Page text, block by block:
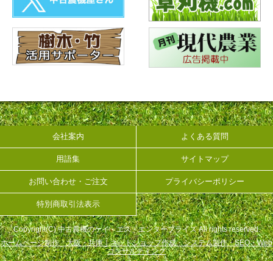
会社案内 よくある質問
用語集 サイトマップ
お問い合わせ・ご注文 プライバシーポリシー
特別商取引法表示
Copyright(C) 中古農機のケイ・エス・エンタープライズ All rights reserved.
ホームページ制作 大阪・兵庫｜ネットショップ作成・システム製作・SEO・Web
コンサルティング